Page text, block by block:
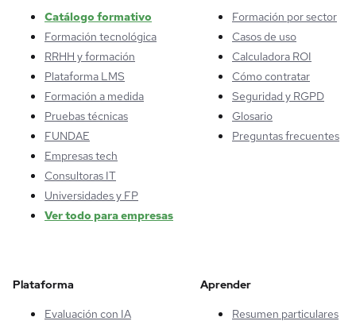
Catálogo formativo
Formación tecnológica
RRHH y formación
Plataforma LMS
Formación a medida
Pruebas técnicas
FUNDAE
Empresas tech
Consultoras IT
Universidades y FP
Ver todo para empresas
Formación por sector
Casos de uso
Calculadora ROI
Cómo contratar
Seguridad y RGPD
Glosario
Preguntas frecuentes
Plataforma
Evaluación con IA
Aprender
Resumen particulares